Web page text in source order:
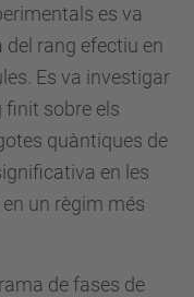
es va
rang efectiu en
Es va investigar
finit sobre els
quàntiques de
en les
un règim més
de fases de